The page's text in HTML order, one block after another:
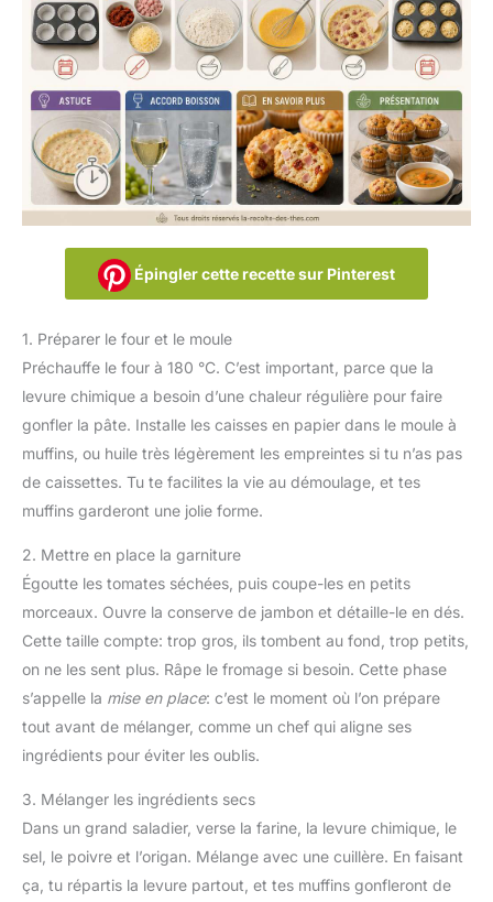
Épingler cette recette sur Pinterest
1. Préparer le four et le moule
Préchauffe le four à 180 °C. C’est important, parce que la
levure chimique a besoin d’une chaleur régulière pour faire
gonfler la pâte. Installe les caisses en papier dans le moule à
muffins, ou huile très légèrement les empreintes si tu n’as pas
de caissettes. Tu te facilites la vie au démoulage, et tes
muffins garderont une jolie forme.
2. Mettre en place la garniture
Égoutte les tomates séchées, puis coupe-les en petits
morceaux. Ouvre la conserve de jambon et détaille-le en dés.
Cette taille compte: trop gros, ils tombent au fond, trop petits,
on ne les sent plus. Râpe le fromage si besoin. Cette phase
s’appelle la mise en place: c’est le moment où l’on prépare
tout avant de mélanger, comme un chef qui aligne ses
ingrédients pour éviter les oublis.
3. Mélanger les ingrédients secs
Dans un grand saladier, verse la farine, la levure chimique, le
sel, le poivre et l’origan. Mélange avec une cuillère. En faisant
ça, tu répartis la levure partout, et tes muffins gonfleront de